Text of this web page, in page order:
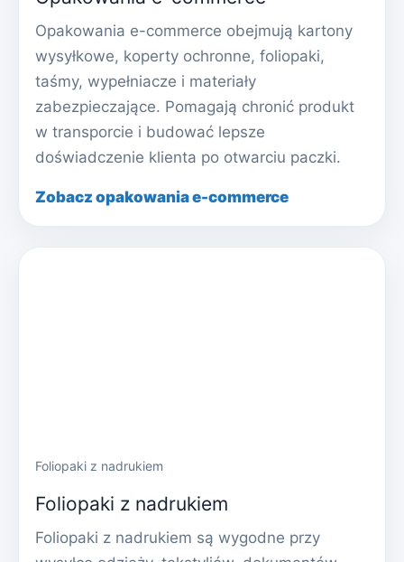
Opakowania e-commerce obejmują kartony
wysyłkowe, koperty ochronne, foliopaki,
taśmy, wypełniacze i materiały
zabezpieczające. Pomagają chronić produkt
w transporcie i budować lepsze
doświadczenie klienta po otwarciu paczki.
Zobacz opakowania e-commerce
Foliopaki z nadrukiem
Foliopaki z nadrukiem
Foliopaki z nadrukiem są wygodne przy